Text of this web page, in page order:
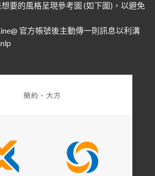
要的風格呈現參考圖 (如下圖)，以避免
官方帳號後主動傳一則訊息以利溝